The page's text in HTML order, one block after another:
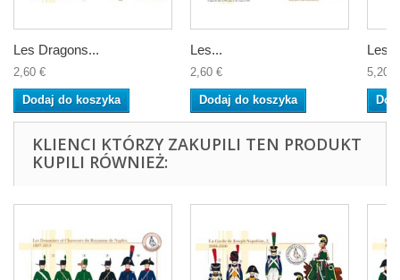
Les Dragons...
2,60 €
Dodaj do koszyka
Les...
2,60 €
Dodaj do koszyka
Les
5,20 €
KLIENCI KTÓRZY ZAKUPILI TEN PRODUKT
KUPILI RÓWNIEŻ: